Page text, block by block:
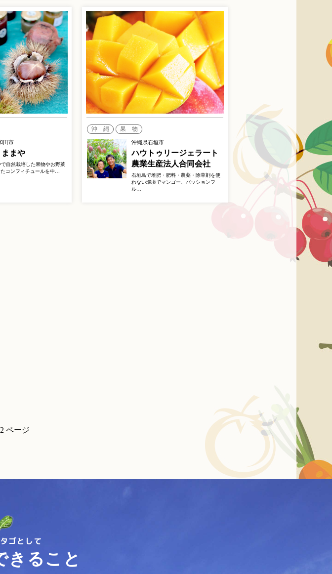
田市
まや
で自然栽培した果物やお野菜
たコンフィチュールを中…
沖 縄 果 物
沖縄県石垣市
ハウトゥリージェラート
農業生産法人合同会社
石垣島で堆肥・肥料・農薬・除草剤を使
わない環境でマンゴー、パッションフ
ル…
2 ページ
ゴとして
きること